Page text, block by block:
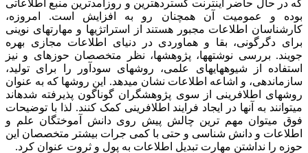
که در حال حاضر اینترنت گسترده‎ترین و روزآمد‎ترین منبع اطلاعاتی
بوده و عمومیت آن همچنان رو به افزایش است. امروزه،
کارشناسان اطلاعات مجبور هستند از استراتژی­ها و مهارت­های نوینی
برای دگرگونی، بقا و هماوردی در دنیای اطلاعات مجازی بهره
جویند. بررسی نوشته­ها، پژوهش­ها، نظر متخصصان حوزه­ای و نیز
استفاده از شیوه­های­های علمی، روش­های سودآور را برای تولید،
سازماندهی، و اشاعه اطلاعات نشان می­دهد. این روش­ها که به عنوان
روش­های اطلافرینی از سوی پژوهشگران گوناگون پذیرفته شده­اند
می­توانند به آنها در ایجاد فرایند اطلافرینی کمک کنند. لذا با توضیحات
فوق میتوان مهم ترین چالش پیش روی دانش آموختگان علم و
اطلاعات و دانش شناسی و حتی با کمی جرات بیشتر متخصصان این
حوزه را نداشتن مهارت تبدیل اطلاعات به پول و ثروت عنوان کرد.